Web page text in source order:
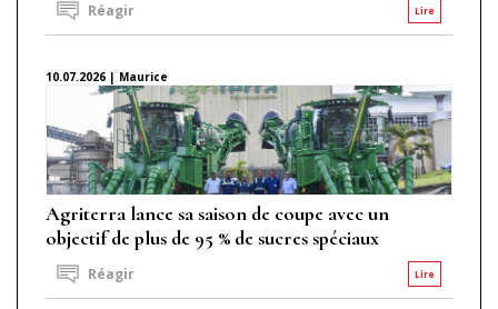
Lire
Réagir
10.07.2026 | Maurice
Agriterra lance sa saison de coupe avec un
objectif de plus de 95 % de sucres spéciaux
Lire
Réagir